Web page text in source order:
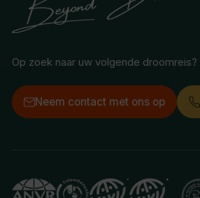
Op zoek naar uw volgende droomreis?
Neem contact met ons op